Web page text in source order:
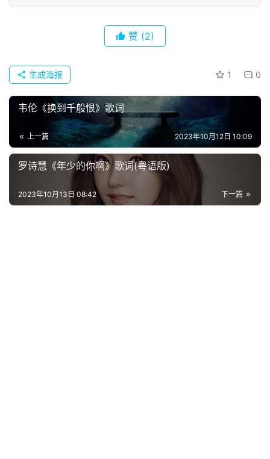
赞 (2)
1 0
生成海报
韦伦《换到千般恨》歌词
上一篇 2023年10月12日 10:09
罗诗慧《年少的你啊》歌词(粤语版)
下一篇
2023年10月13日 08:42